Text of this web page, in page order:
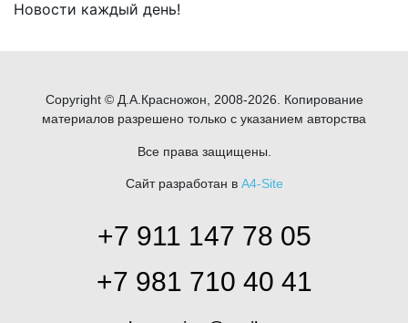
Новости каждый день!
Copyright © Д.А.Красножон, 2008-2026. Копирование
материалов разрешено только с указанием авторства
Все права защищены.
Сайт разработан в A4-Site
+7 911 147 78 05
+7 981 710 40 41